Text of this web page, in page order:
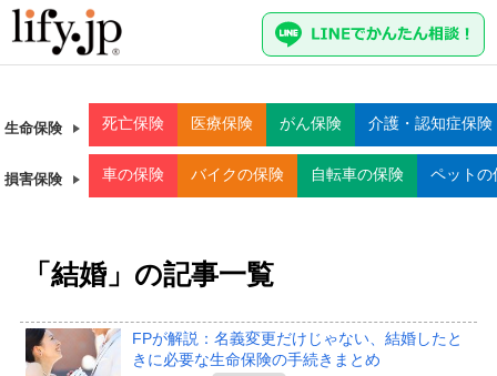
生命保険 死亡保険 医療保険 がん保険 介護・認知症保険
損害保険 車の保険 バイクの保険 自転車の保険 ペットの
「結婚」の記事一覧
FPが解説：名義変更だけじゃない、結婚したと
きに必要な生命保険の手続きまとめ